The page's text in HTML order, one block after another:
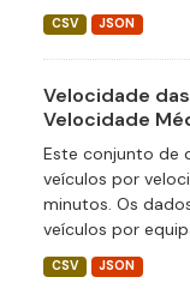
CSV JSON
Velocidade
Velocidade
Este conjunto de
veículos por
minutos. Os
veículos por
CSV JSON